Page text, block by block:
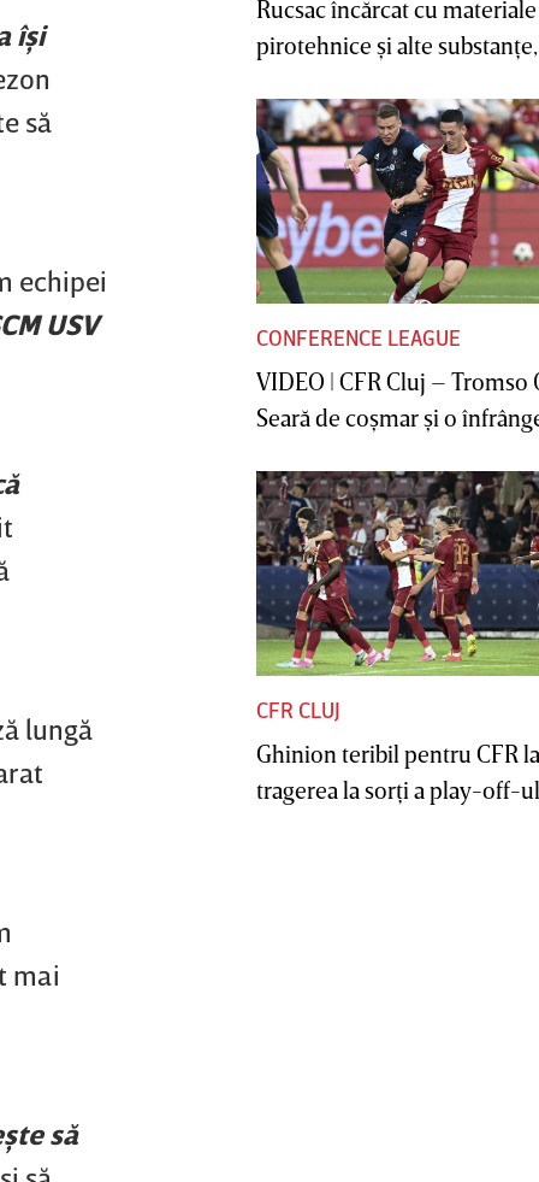
îşi
să
echipei
USV
lungă
mai
să
Rucsac încărcat cu materiale
pirotehnice şi alte substanţe,
CONFERENCE LEAGUE
VIDEO | CFR Cluj – Tromso
Seară de coşmar şi o
CFR CLUJ
Ghinion teribil pentru CFR la
tragerea la sorţi a play-off-